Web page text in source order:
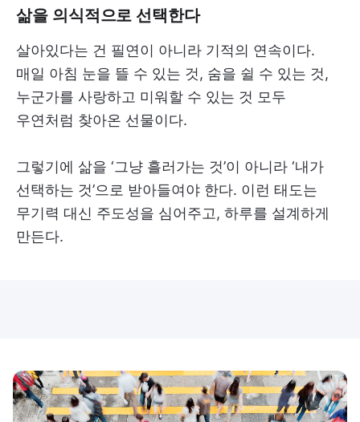
삶을 의식적으로 선택한다
살아있다는 건 필연이 아니라 기적의 연속이다.
매일 아침 눈을 뜰 수 있는 것, 숨을 쉴 수 있는 것,
누군가를 사랑하고 미워할 수 있는 것 모두
우연처럼 찾아온 선물이다.
그렇기에 삶을 ‘그냥 흘러가는 것’이 아니라 ‘내가
선택하는 것’으로 받아들여야 한다. 이런 태도는
무기력 대신 주도성을 심어주고, 하루를 설계하게
만든다.